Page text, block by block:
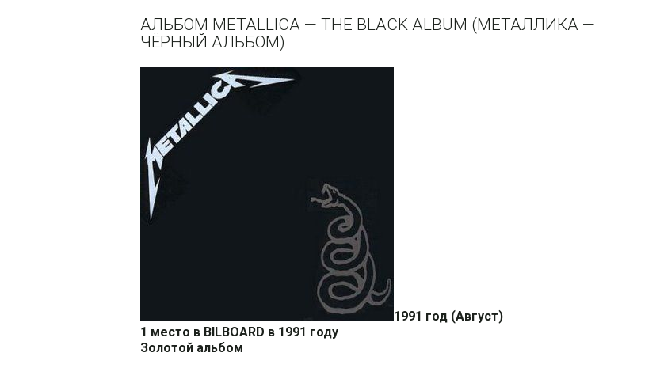
АЛЬБОМ METALLICA — THE BLACK ALBUM (МЕТАЛЛИКА —
ЧЁРНЫЙ АЛЬБОМ)
1991 год (Август)
1 место в BILBOARD в 1991 году
Золотой альбом